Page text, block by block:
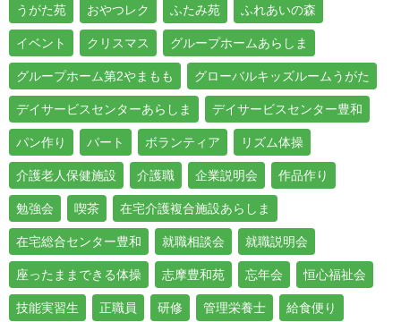
うがた苑 おやつレク ふたみ苑 ふれあいの森
イベント クリスマス グループホームあらしま
グループホーム第2やまもも グローバルキッズルームうがた
デイサービスセンターあらしま デイサービスセンター豊和
パン作り パート ボランティア リズム体操
介護老人保健施設 介護職 企業説明会 作品作り
勉強会 喫茶 在宅介護複合施設あらしま
在宅総合センター豊和 就職相談会 就職説明会
座ったままできる体操 志摩豊和苑 忘年会 恒心福祉会
技能実習生 正職員 研修 管理栄養士 給食便り